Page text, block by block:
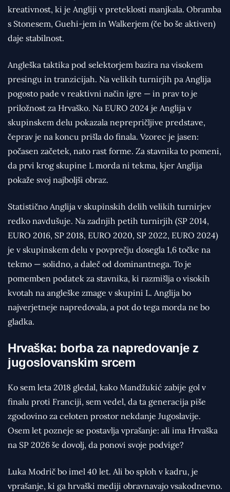
kreativnost, ki je Angliji v preteklosti manjkala. Obramba
s Stonesem, Guehi-jem in Walkerjem (če bo še aktiven)
daje stabilnost.
Angleška taktika pod selektorjem bazira na visokem
presingu in tranzicijah. Na velikih turnirjih pa Anglija
pogosto pade v reaktivni način igre — in prav to je
priložnost za Hrvaško. Na EURO 2024 je Anglija v
skupinskem delu pokazala neprepričljive predstave,
čeprav je na koncu prišla do finala. Vzorec je jasen:
počasen začetek, nato rast forme. Za stavnika to pomeni,
da prvi krog skupine L morda ni tekma, kjer Anglija
pokaže svoj najboljši obraz.
Statistično Anglija v skupinskih delih velikih turnirjev
redko navdušuje. Na zadnjih petih turnirjih (SP 2014,
EURO 2016, SP 2018, EURO 2020, SP 2022, EURO 2024)
je v skupinskem delu v povprečju dosegla 1,6 točke na
tekmo — solidno, a daleč od dominantnega. To je
pomemben podatek za stavnika, ki razmišlja o visokih
kvotah na angleške zmage v skupini L. Anglija bo
najverjetneje napredovala, a pot do tega morda ne bo
gladka.
Hrvaška: borba za napredovanje z
jugoslovanskim srcem
Ko sem leta 2018 gledal, kako Mandžukić zabije gol v
finalu proti Franciji, sem vedel, da ta generacija piše
zgodovino za celoten prostor nekdanje Jugoslavije.
Osem let pozneje se postavlja vprašanje: ali ima Hrvaška
na SP 2026 še dovolj, da ponovi svoje podvige?
Luka Modrič bo imel 40 let. Ali bo sploh v kadru, je
vprašanje, ki ga hrvaški mediji obravnavajo vsakodnevno.